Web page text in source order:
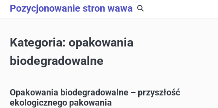
Skip
to
Pozycjonowanie stron wawa
Kategoria: opakowania
biodegradowalne
Opakowania biodegradowalne – przyszłość
ekologicznego pakowania